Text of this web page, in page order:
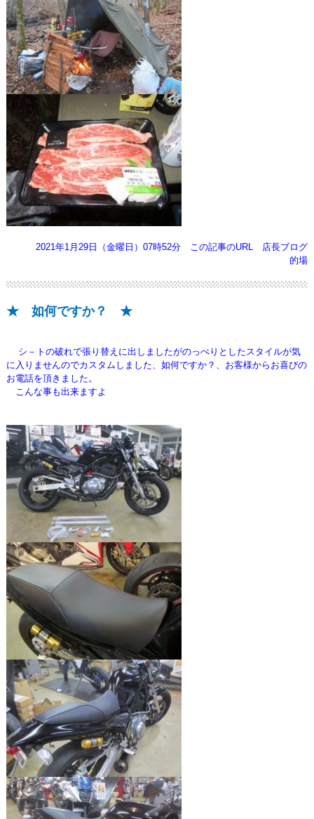
2021年1月29日（金曜日）07時52分 この記事のURL
店長ブログ
的場
★ 如何ですか？ ★
シ－トの破れで張り替えに出しましたがのっぺりとしたスタイルが気
に入りませんのでカスタムしました、如何ですか？、お客様からお喜びの
お電話を頂きました。
こんな事も出来ますよ